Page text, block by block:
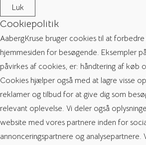
Luk
Cookiepolitik
AabergKruse bruger cookies til at forbedre
hjemmesiden for besøgende. Eksempler
påvirkes af cookies, er: håndtering af køb
Cookies hjælper også med at lagre visse
reklamer og tilbud for at give dig som
relevant oplevelse. Vi deler også
website med vores partnere inden for
annonceringspartnere og analysepartnere.